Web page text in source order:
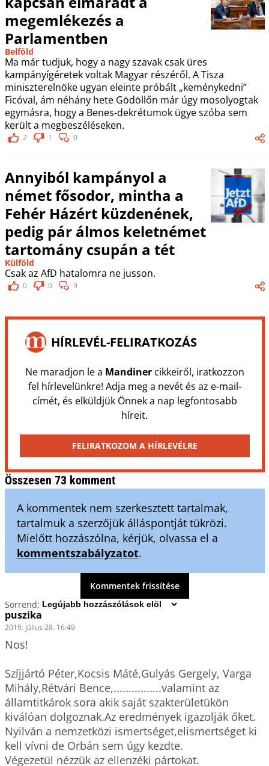
megemlékezés a
Parlamentben
Belföld
Ma már tudjuk, hogy a nagy szavak csak üres
kampányígéretek voltak Magyar részéről. A Tisza
miniszterelnöke ugyan eleinte próbált „keménykedni”
Ficóval, ám néhány hete Gödöllőn már úgy mosolyogtak
egymásra, hogy a Benes-dekrétumok ügye szóba sem
került a megbeszéléseken.
2 1 0
Annyiból kampányol a
német fősodor, mintha a
Fehér Házért küzdenének,
pedig pár álmos keletnémet
tartomány csupán a tét
Külföld
Csak az AfD hatalomra ne jusson.
0 0 9
HÍRLEVÉL-FELIRATKOZÁS
Ne maradjon le a Mandinercikkeiről, iratkozzon
fel hírlevelünkre! Adja meg a nevét és az e-mail-
címét, és elküldjük Önnek a nap legfontosabb
híreit.
FELIRATKOZOM A HÍRLEVÉLRE
Összesen 73 komment
A kommentek nem szerkesztett tartalmak,
tartalmuk a szerzőjük álláspontját tükrözi.
Mielőtt hozzászólna, kérjük, olvassa el a
kommentszabályzatot.
Kommentek frissítése
Sorrend:
puszika
2019. július 28. 16:49
Nos!
Szíjjártó Péter,Kocsis Máté,Gulyás Gergely, Varga
Mihály,Rétvári Bence,................valamint az
államtitkárok sora akik saját szakterületükön
kiválóan dolgoznak.Az eredmények igazolják őket.
Nyilván a nemzetközi ismertséget,elismertséget ki
kell vívni de Orbán sem úgy kezdte.
Végezetül nézzük az ellenzéki pártokat.